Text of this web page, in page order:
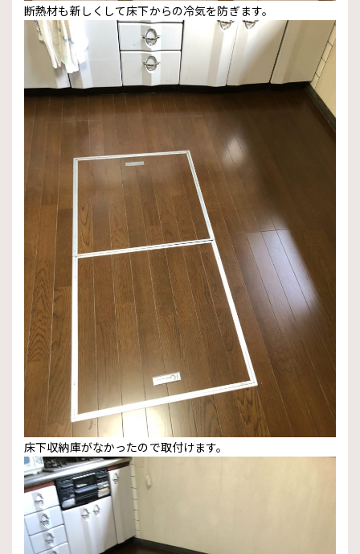
断熱材も新しくして床下からの冷気を防ぎます。
床下収納庫がなかったので取付けます。